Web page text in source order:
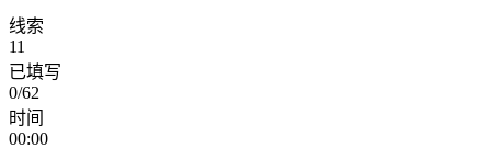
线索
11
已填写
0/62
时间
00:00